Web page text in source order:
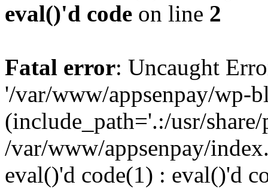
eval()'d code on line 2
Fatal error: Uncaught
'/var/www/appsenpay/wp-
(include_path='.:/usr/
/var/www/appsenpay/
eval()'d code(1) : eval()'d